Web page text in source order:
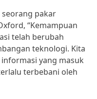
seorang pakar
“Kemampuan
telah berubah
teknologi. Kita
yang masuk
terbebani oleh